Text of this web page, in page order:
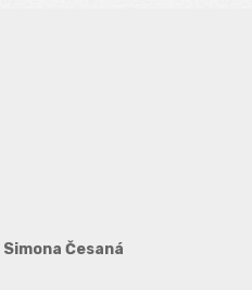
Simona Česaná